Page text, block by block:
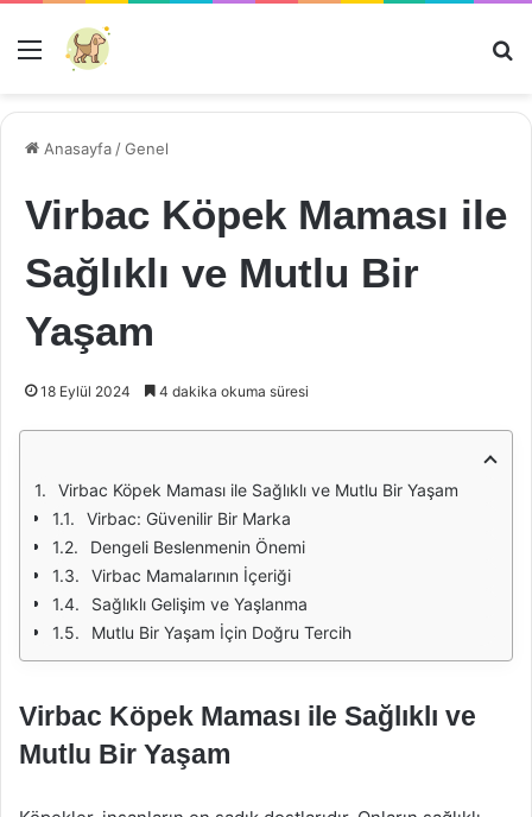
Menü
Anasayfa /Genel
Virbac Köpek Maması ile
Sağlıklı ve Mutlu Bir
Yaşam
18 Eylül 2024 4 dakika okuma süresi
Virbac Köpek Maması ile Sağlıklı ve Mutlu Bir Yaşam
Virbac: Güvenilir Bir Marka
Dengeli Beslenmenin Önemi
Virbac Mamalarının İçeriği
Sağlıklı Gelişim ve Yaşlanma
Mutlu Bir Yaşam İçin Doğru Tercih
Virbac Köpek Maması ile Sağlıklı ve
Mutlu Bir Yaşam